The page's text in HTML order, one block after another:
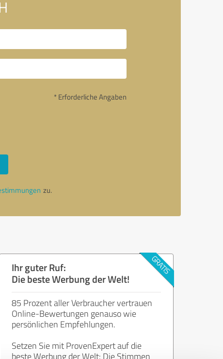
* Erforderliche Angaben
zu.
Ihr guter Ruf:
Die beste Werbung der Welt!
85 Prozent aller Verbraucher vertrauen
Online-Bewertungen genauso wie
persönlichen Empfehlungen.
Setzen Sie mit ProvenExpert auf die
beste Werbung der Welt: Die Stimmen